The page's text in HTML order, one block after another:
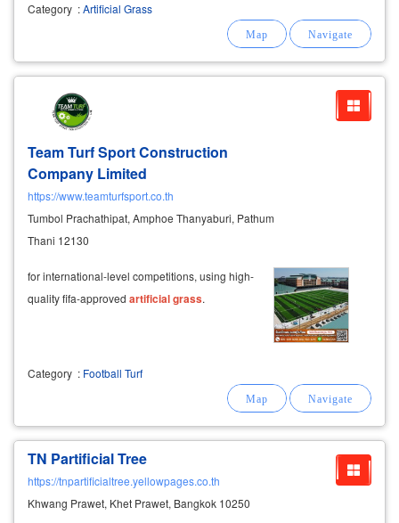
Category :Artificial Grass
Team Turf Sport Construction
Company Limited
https://www.teamturfsport.co.th
Tumbol Prachathipat, Amphoe Thanyaburi, Pathum
Thani 12130
for international-level competitions, using high-
quality fifa-approved artificialgrass.
Category : Football Turf
TN Partificial Tree
https://tnpartificialtree.yellowpages.co.th
Khwang Prawet, Khet Prawet, Bangkok 10250